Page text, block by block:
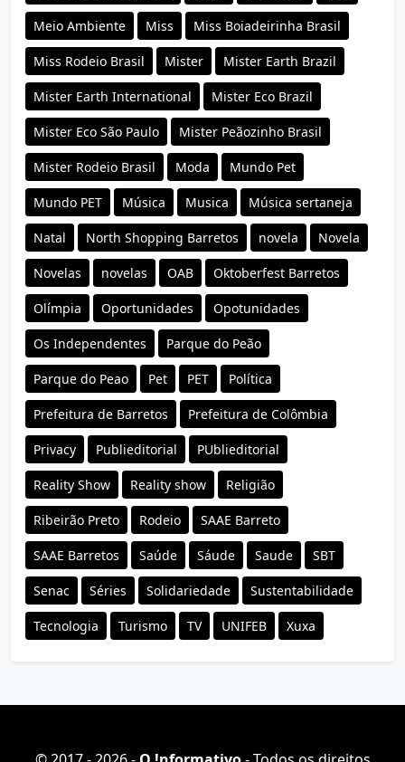
Meio Ambiente Miss Miss Boiadeirinha Brasil
Miss Rodeio Brasil Mister Mister Earth Brazil
Mister Earth International Mister Eco Brazil
Mister Eco São Paulo Mister Peãozinho Brasil
Mister Rodeio Brasil Moda Mundo Pet
Mundo PET Música Musica Música sertaneja
Natal North Shopping Barretos novela Novela
Novelas novelas OAB Oktoberfest Barretos
Olímpia Oportunidades Opotunidades
Os Independentes Parque do Peão
Parque do Peao Pet PET Política
Prefeitura de Barretos Prefeitura de Colômbia
Privacy Publieditorial PUblieditorial
Reality Show Reality show Religião
Ribeirão Preto Rodeio SAAE Barreto
SAAE Barretos Saúde Sáude Saude SBT
Senac Séries Solidariedade Sustentabilidade
Tecnologia Turismo TV UNIFEB Xuxa